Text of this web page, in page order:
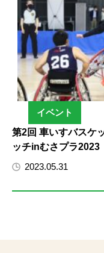
イベント
第2回 車いすバスケ
ッチinむさプラ2023
2023.05.31